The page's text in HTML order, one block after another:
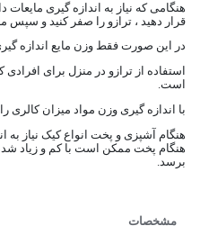
هنگامی که نیاز به اندازه گیری
قرار دهید ، ترازو را صفر کنید و سپس
در این صورت فقط وزن مایع اندازه
استفاده از ترازو در منزل برای
است.
با اندازه گیری وزن مواد میزان کالری
هنگام آشپزی و پخت انواع کیک نیاز به
هنگام پخت ممکن است با کم و زیاد
برسد.
مشخصات